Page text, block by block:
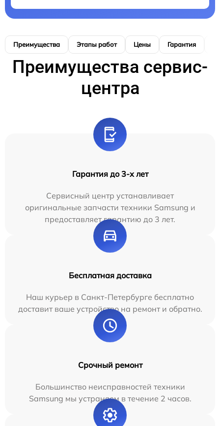
Преимущества Этапы работ Цены Гарантия
Преимущества сервис-
центра
Гарантия до 3-х лет
Сервисный центр устанавливает
оригинальные запчасти техники Samsung и
предоставляет гарантию до 3 лет.
Бесплатная доставка
Наш курьер в Санкт-Петербурге бесплатно
доставит ваше устройство на ремонт и обратно.
Срочный ремонт
Большинство неисправностей техники
Samsung мы устраняем в течение 2 часов.